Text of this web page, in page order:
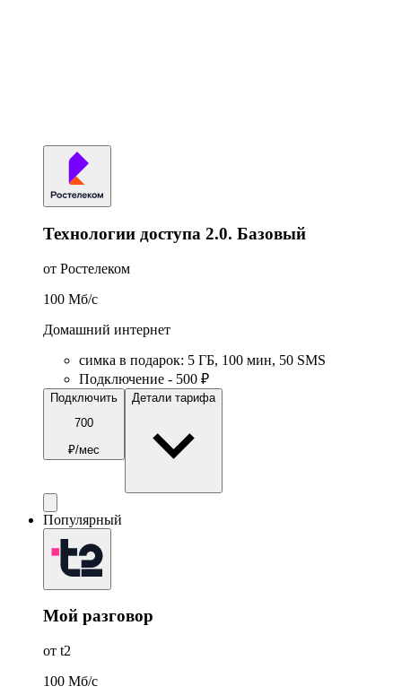
Технологии доступа 2.0. Базовый
от Ростелеком
100 Мб/c
Домашний интернет
симка в подарок: 5 ГБ, 100 мин, 50 SMS
Подключение - 500 ₽
Подключить
700
₽/мес
Детали тарифа
Популярный
Мой разговор
от t2
100 Мб/c